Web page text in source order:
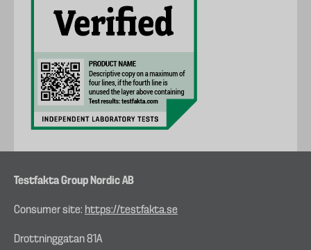
Testfakta Group Nordic AB
Consumer site: https://testfakta.se
Drottninggatan 81A